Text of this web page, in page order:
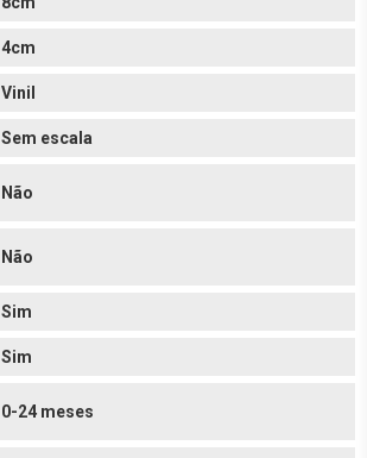
4cm
Vinil
Sem escala
Não
Não
Sim
Sim
0-24 meses